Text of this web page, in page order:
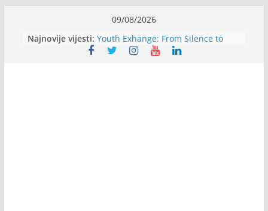
content
09/08/2026
Najnovije vijesti: Filmovi za budućnost / Films for
Future
Youth Exhange: From Silence to